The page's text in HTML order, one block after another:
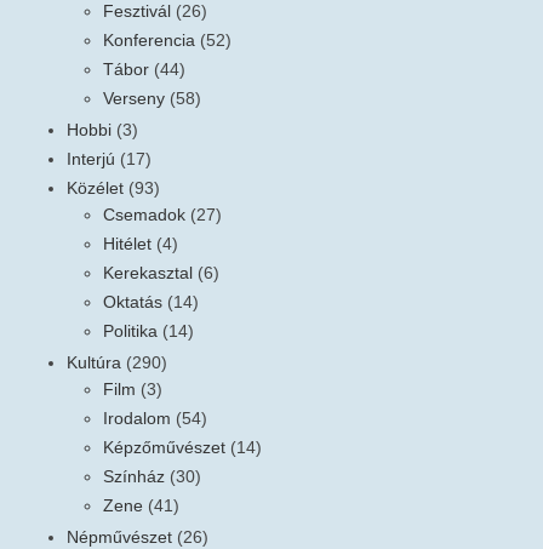
Fesztivál (26)
Konferencia (52)
Tábor (44)
Verseny (58)
Hobbi (3)
Interjú (17)
Közélet (93)
Csemadok (27)
Hitélet (4)
Kerekasztal (6)
Oktatás (14)
Politika (14)
Kultúra (290)
Film (3)
Irodalom (54)
Képzőművészet (14)
Színház (30)
Zene (41)
Népművészet (26)